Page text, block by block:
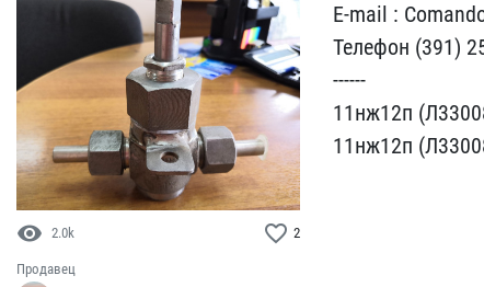
visibility 2.0k favorite_border 2
Продавец
E-mail :
Телефон (391)
------
11нж12п
11н​ж12п